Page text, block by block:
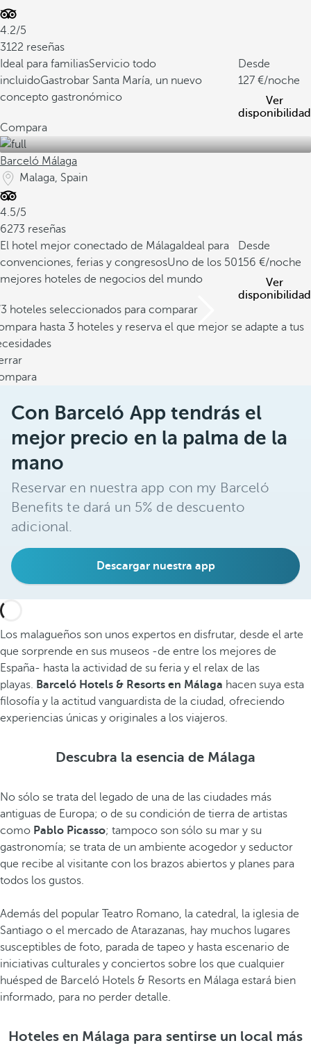
4.2/5
3122 reseñas
Ideal para familiasServicio todo
incluidoGastrobar Santa María, un nuevo
concepto gastronómico
Desde
127
/noche
Ver
disponibilidad
Compara
Barceló Málaga
Malaga, Spain
4.5/5
6273 reseñas
El hotel mejor conectado de Málaga Ideal para
convenciones, ferias y congresosUno de los 50
mejores hoteles de negocios del mundo
Desde
156
/noche
Ver
disponibilidad
hoteles seleccionados para comparar
hasta 3 hoteles y reserva el que mejor se adapte a tus
Con Barceló App tendrás el
mejor precio en la palma de la
mano
Reservar en nuestra app con my Barceló
Benefits te dará un 5% de descuento
adicional.
Descargar nuestra app
Los malagueños son unos expertos en disfrutar, desde el arte
que sorprende en sus museos -de entre los mejores de
España- hasta la actividad de su feria y el relax de las
playas. Barceló Hotels & Resorts en Málaga hacen suya esta
filosofía y la actitud vanguardista de la ciudad, ofreciendo
experiencias únicas y originales a los viajeros.
Descubra la esencia de Málaga
No sólo se trata del legado de una de las ciudades más
antiguas de Europa; o de su condición de tierra de artistas
como Pablo Picasso; tampoco son sólo su mar y su
gastronomía; se trata de un ambiente acogedor y seductor
que recibe al visitante con los brazos abiertos y planes para
todos los gustos.
Además del popular Teatro Romano, la catedral, la iglesia de
Santiago o el mercado de Atarazanas, hay muchos lugares
susceptibles de foto, parada de tapeo y hasta escenario de
iniciativas culturales y conciertos sobre los que cualquier
huésped de Barceló Hotels & Resorts en Málaga estará bien
informado, para no perder detalle.
Hoteles en Málaga para sentirse un local más